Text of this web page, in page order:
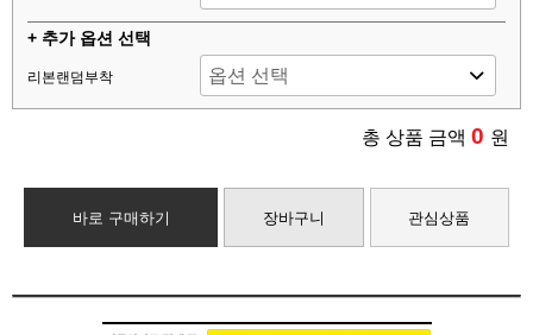
+ 추가 옵션 선택
리본랜덤부착
총 상품 금액 0 원
바로 구매하기 장바구니 관심상품